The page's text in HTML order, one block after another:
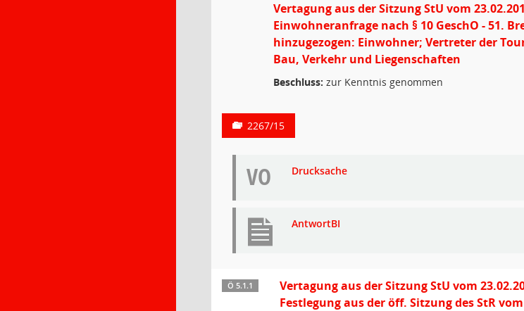
Vertagung aus der Sitzung StU vom
Einwohneranfrage nach § 10 GeschO - 51.
hinzugezogen: Einwohner; Vertreter der
Bau, Verkehr und Liegenschaften
Beschluss: zur Kenntnis genommen
2267/15
VO Drucksache
AntwortBI
Ö 5.1.1
Vertagung aus der Sitzung StU vom
Festlegung aus der öff. Sitzung des StR